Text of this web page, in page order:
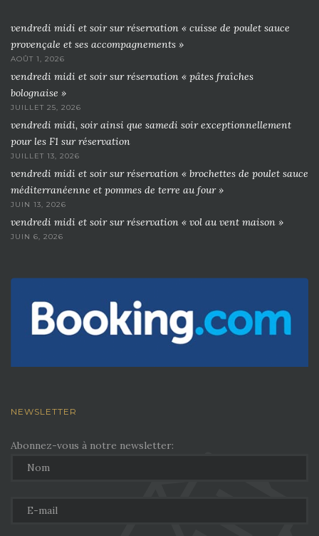
vendredi midi et soir sur réservation « cuisse de poulet sauce
provençale et ses accompagnements »
AOÛT 1, 2026
vendredi midi et soir sur réservation « pâtes fraîches
bolognaise »
JUILLET 25, 2026
vendredi midi, soir ainsi que samedi soir exceptionnellement
pour les F1 sur réservation
JUILLET 13, 2026
vendredi midi et soir sur réservation « brochettes de poulet sauce
méditerranéenne et pommes de terre au four »
JUIN 13, 2026
vendredi midi et soir sur réservation « vol au vent maison »
JUIN 6, 2026
NEWSLETTER
Abonnez-vous à notre newsletter: